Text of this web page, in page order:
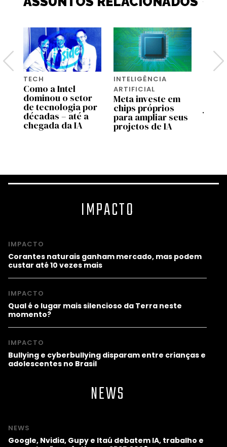
TECH
Como a Intel
dominou o setor
de tecnologia por
décadas – até a
chegada da IA
INTELIGÊNCIA
ARTIFICIAL
Meta investe em
chips próprios
para ampliar seus
projetos de IA
IMPACTO
IMPACTO
Corantes naturais ganham mercado, mas podem
custar até 10 vezes mais
IMPACTO
Qual é o lugar mais silencioso da Terra neste
momento?
IMPACTO
Bullying e cyberbullying disparam entre crianças e
adolescentes no Brasil
NEWS
NEWS
Google, Nvidia, Gupy e Itaú debatem IA, trabalho e